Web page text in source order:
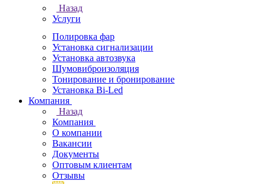
Назад
Услуги
Полировка фар
Установка сигнализации
Установка автозвука
Шумовиброизоляция
Тонирование и бронирование
Установка Bi-Led
Компания
Назад
Компания
О компании
Вакансии
Документы
Оптовым клиентам
Отзывы